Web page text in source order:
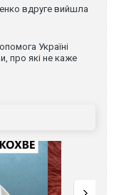
вдруге вийшла
Україні
про які не каже